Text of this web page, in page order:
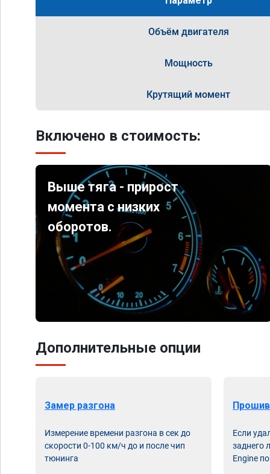
Объём двигателя
Мощность
Крутящий момент
Включено в стоимость:
Выше тяга - прирост
момента с низких
оборотов.
Дополнительные опции
Замер разгона
Измерение времени разгона в сек до
скорости 0-100 км/ч до и после чип
тюнинга
Если
заднего
Engine